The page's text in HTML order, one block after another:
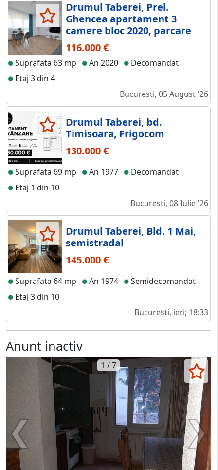
Drumul Taberei, Prel.
Ghencea apartament 3
camere bloc 2020, parcare
116.000 €
Suprafata 63 mp An 2020
Decomandat
Etaj 3 din 4
Bucuresti, 05 August '26
Drumul Taberei, bd.
Timisoara, Frigocom
130.000 €
Suprafata 69 mp An 1977
Decomandat
Etaj 1 din 10
Bucuresti, 08 Iulie '26
Drumul Taberei, Bld. 1 Mai,
semistradal
145.000 €
Suprafata 64 mp An 1974
Semidecomandat
Etaj 3 din 10
Bucuresti, ieri; 18:33
Anunt inactiv
1 / 7